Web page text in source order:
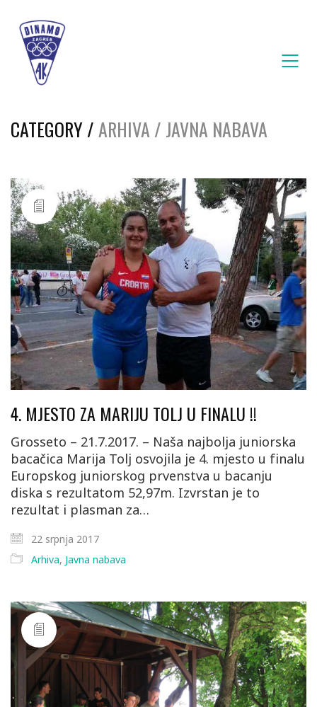
CATEGORY /ARHIVA / JAVNA NABAVA
4. MJESTO ZA MARIJU TOLJ U FINALU !!
Grosseto – 21.7.2017. – Naša najbolja juniorska
bacačica Marija Tolj osvojila je 4. mjesto u finalu
Europskog juniorskog prvenstva u bacanju
diska s rezultatom 52,97m. Izvrstan je to
rezultat i plasman za…
22 srpnja 2017
Arhiva, Javna nabava